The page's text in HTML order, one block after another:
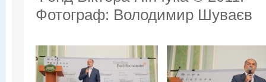
Фотограф: Володимир Шуваєв